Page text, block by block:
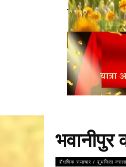
शैक्षणिक समाचार / शुभजिता